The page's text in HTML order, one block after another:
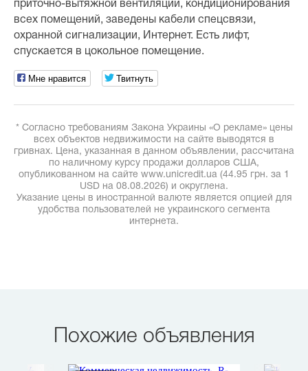
приточно-вытяжной вентиляции, кондиционирования
всех помещений, заведены кабели спецсвязи,
охранной сигнализации, Интернет. Есть лифт,
спускается в цокольное помещение.
Мне нравится Твитнуть
* Согласно требованиям Закона Украины «О рекламе» цены
всех объектов недвижимости на сайте выводятся в
гривнах. Цена, указанная в данном объявлении, рассчитана
по наличному курсу продажи долларов США,
опубликованном на сайте www.unicredit.ua (44.95 грн. за 1
USD на 08.08.2026) и округлена.
Указание цены в иностранной валюте является опцией для
удобства пользователей не украинского сегмента
интернета.
Похожие объявления